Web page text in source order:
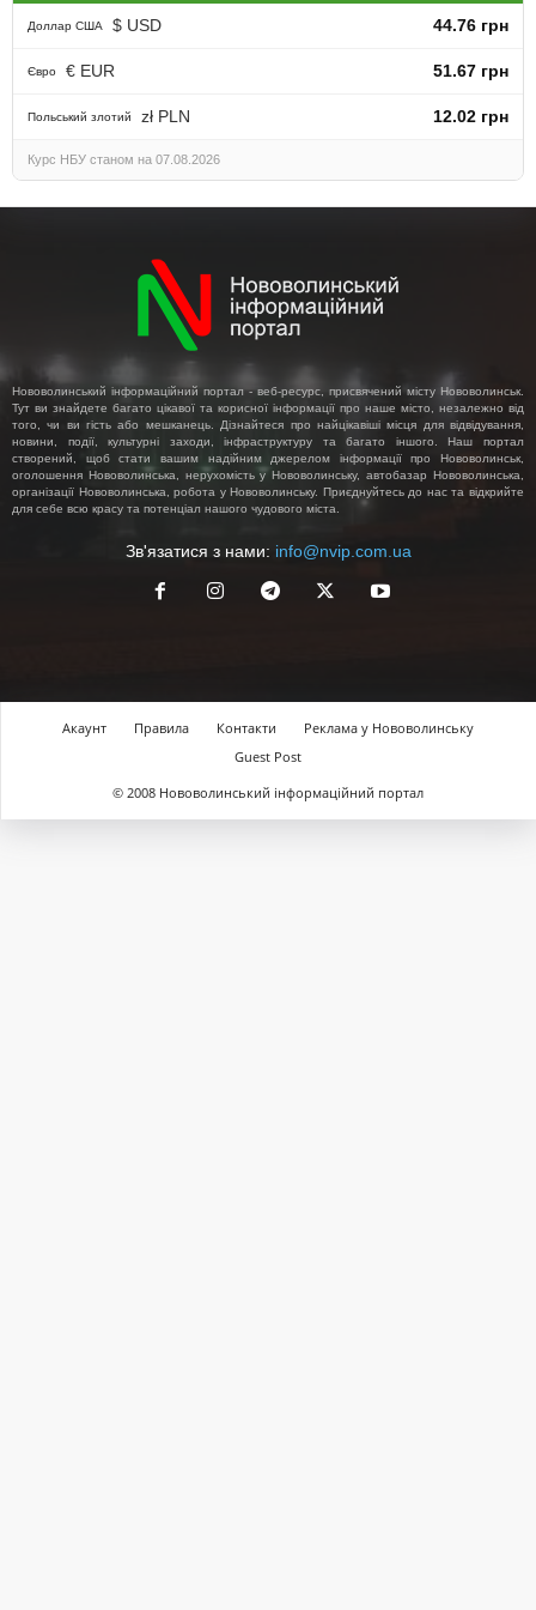
Доллар США $ USD 44.76 грн
Євро € EUR 51.67 грн
Польський злотий zł PLN 12.02 грн
Курс НБУ станом на 07.08.2026
Нововолинський інформаційний портал - веб-ресурс, присвячений місту Нововолинськ.
Тут ви знайдете багато цікавої та корисної інформації про наше місто, незалежно від
того, чи ви гість або мешканець. Дізнайтеся про найцікавіші місця для відвідування,
новини, події, культурні заходи, інфраструктуру та багато іншого. Наш портал
створений, щоб стати вашим надійним джерелом інформації про Нововолинськ,
оголошення Нововолинська, нерухомість у Нововолинську, автобазар Нововолинська,
організації Нововолинська, робота у Нововолинську. Приєднуйтесь до нас та відкрийте
для себе всю красу та потенціал нашого чудового міста.
Зв'язатися з нами: info@nvip.com.ua
Акаунт Правила Контакти
Реклама у Нововолинську
Guest Post
© 2008 Нововолинський інформаційний портал